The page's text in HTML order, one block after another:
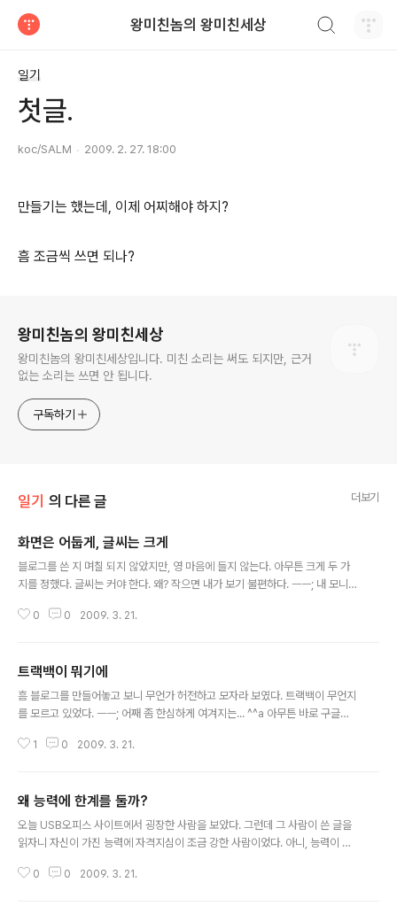
왕미친놈의 왕미친세상
일기
첫글.
koc/SALM 2009. 2. 27. 18:00
만들기는 했는데, 이제 어찌해야 하지?
흠 조금씩 쓰면 되나?
왕미친놈의 왕미친세상
왕미친놈의 왕미친세상입니다. 미친 소리는 써도 되지만, 근거
없는 소리는 쓰면 안 됩니다.
구독하기
일기 의 다른 글 더보기
화면은 어둡게, 글씨는 크게
블로그를 쓴 지 며칠 되지 않았지만, 영 마음에 들지 않는다. 아무튼 크게 두 가
지를 정했다. 글씨는 커야 한다. 왜? 작으면 내가 보기 불편하다. ㅡㅡ; 내 모니터
다. 검은 화면은 주제가 무엇인지를 알면 금방 답이 나온다. 명령 프롬프트랑 비
0 0 2009. 3. 21.
트랙백이 뭐기에
흠 블로그를 만들어놓고 보니 무언가 허전하고 모자라 보였다. 트랙백이 무언지
를 모르고 있었다. ㅡㅡ; 어째 좀 한심하게 여겨지는... ^^a 아무튼 바로 구글링
s/000042.html 흠 시험삼아 트랙백도 달아 보고. 헤헤 :-) 덧글 1 : 이 글은 오
끼었고, 그로 말미암아 온도가 70도를 넘겨서 다운되는 현상이 잦아져서, 결국
내가 게을렀기 때문에 약간 말썽이 생겨서 블로그에 들어오지 못하다가 방금(2
009년 3월 9일 오후 10시)에야 확인했다...
1 0 2009. 3. 21.
왜 능력에 한계를 둘까?
오늘 USB오피스 사이트에서 굉장한 사람을 보았다. 그런데 그 사람이 쓴 글을
읽자니 자신이 가진 능력에 자격지심이 조금 강한 사람이었다. 아니, 능력이 크
내가 보기에는 내가 연재하는 배치파일&스크립트는 그 사람이 쓴 글에 비하자
0 0 2009. 3. 21.